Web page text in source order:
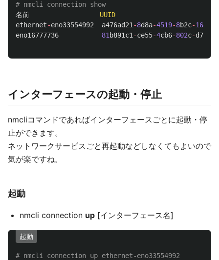
# nmcli connection show
名前
UUID
ethernet-eno33554992 a476ad21 -8d8a-4519-8b2c-1650
eno16777736
81 b891c1 -ce55-4cb6-802c-
インターフェースの起動・停止
nmcliコマンドであればインターフェースごとに起動・停
止ができます。
ネットワークサービスごと再起動などしなくてもよいので
気が楽ですね。
起動
nmcli connection up [インターフェース名]
起動
# nmcli connection up ethernet-eno33554992